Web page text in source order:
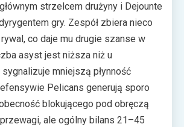
strzelcem drużyny i Dejounte
gry. Zespół zbiera nieco
co daje mu drugie szanse w
asyst jest niższa niż u
mniejszą płynność
Pelicans generują sporo
blokującego pod obręczą
ale ogólny bilans 21–45